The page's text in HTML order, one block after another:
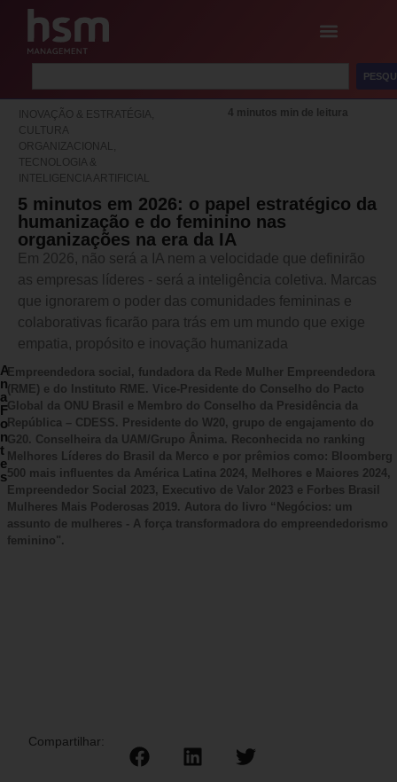
INOVAÇÃO & ESTRATÉGIA
CULTURA
ORGANIZACIONAL
TECNOLOGIA &
INTELIGENCIA ARTIFICIAL
4 minutos min de leitura
5 minutos em 2026: o papel estratégico da
humanização e do feminino nas
organizações na era da IA
Em 2026, não será a IA nem a velocidade que definirão
as empresas líderes - será a inteligência coletiva. Marcas
que ignorarem o poder das comunidades femininas e
colaborativas ficarão para trás em um mundo que exige
empatia, propósito e inovação humanizada
A
n
a
F
o
n
t
e
s
Empreendedora social, fundadora da Rede Mulher Empreendedora
(RME) e do Instituto RME. Vice-Presidente do Conselho do Pacto
Global da ONU Brasil e Membro do Conselho da Presidência da
República – CDESS. Presidente do W20, grupo de engajamento do
G20. Conselheira da UAM/Grupo Ânima. Reconhecida no ranking
Melhores Líderes do Brasil da Merco e por prêmios como: Bloomberg
500 mais influentes da América Latina 2024, Melhores e Maiores 2024,
Empreendedor Social 2023, Executivo de Valor 2023 e Forbes Brasil
Mulheres Mais Poderosas 2019. Autora do livro “Negócios: um
assunto de mulheres - A força transformadora do empreendedorismo
feminino".
Compartilhar: